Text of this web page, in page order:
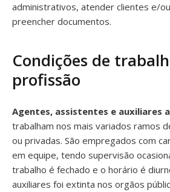
administrativos, atender clientes e/
preencher documentos.
Condições de
profissão
Agentes, assistentes e auxiliares
trabalham nos mais variados ramos
ou privadas. São empregados com
em equipe, tendo supervisão
trabalho é fechado e o horário é
auxiliares foi extinta nos orgãos